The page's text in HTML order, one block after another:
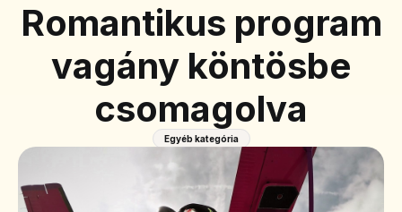
Romantikus program
vagány köntösbe
csomagolva
Egyéb kategória